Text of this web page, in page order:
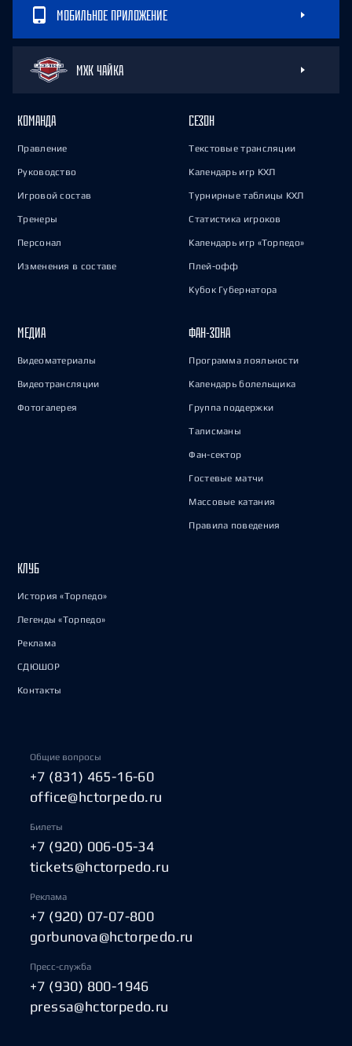
МОБИЛЬНОЕ ПРИЛОЖЕНИЕ
МХК ЧАЙКА
КОМАНДА
Правление
Руководство
Игровой состав
Тренеры
Персонал
Изменения в составе
СЕЗОН
Текстовые трансляции
Календарь игр КХЛ
Турнирные таблицы КХЛ
Статистика игроков
Календарь игр «Торпедо»
Плей-офф
Кубок Губернатора
МЕДИА
Видеоматериалы
Видеотрансляции
Фотогалерея
ФАН-ЗОНА
Программа лояльности
Календарь болельщика
Группа поддержки
Талисманы
Фан-сектор
Гостевые матчи
Массовые катания
Правила поведения
КЛУБ
История «Торпедо»
Легенды «Торпедо»
Реклама
СДЮШОР
Контакты
Общие вопросы
+7 (831) 465-16-60
office@hctorpedo.ru
Билеты
+7 (920) 006-05-34
tickets@hctorpedo.ru
Реклама
+7 (920) 07-07-800
gorbunova@hctorpedo.ru
Пресс-служба
+7 (930) 800-1946
pressa@hctorpedo.ru